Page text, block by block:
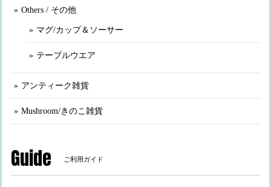
Others / その他
マグ/カップ＆ソーサー
テーブルウエア
アンティーク雑貨
Mushroom/きのこ雑貨
Guide ご利用ガイド